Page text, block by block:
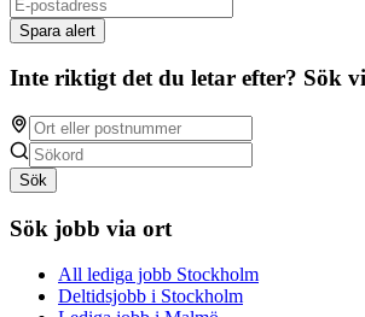
Spara alert
Inte riktigt det du letar efter? Sök
Sök
Sök jobb via ort
All lediga jobb Stockholm
Deltidsjobb i Stockholm